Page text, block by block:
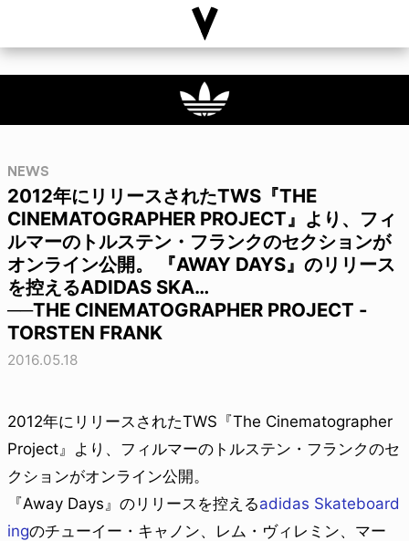
NEWS
2012年にリリースされたTWS『THE
CINEMATOGRAPHER PROJECT』より、フィ
ルマーのトルステン・フランクのセクションが
オンライン公開。 『AWAY DAYS』のリリース
を控えるADIDAS SKA…
──THE CINEMATOGRAPHER PROJECT -
TORSTEN FRANK
2016.05.18
2012年にリリースされたTWS『The Cinematographer
Project』より、フィルマーのトルステン・フランクのセ
クションがオンライン公開。
『Away Days』のリリースを控えるadidas Skateboard
ingのチューイー・キャノン、レム・ヴィレミン、マー